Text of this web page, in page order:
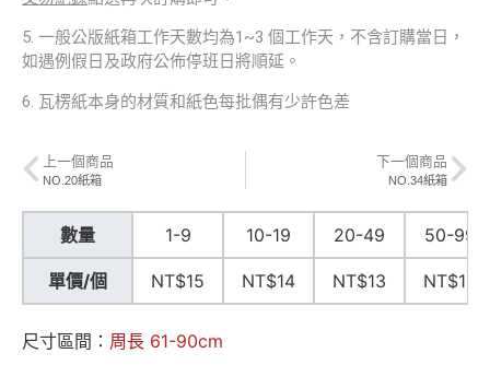
5. 一般公版紙箱工作天數均為1~3 個工作天，不含訂購當日，
如遇例假日及政府公佈停班日將順延。
6. 瓦楞紙本身的材質和紙色每批偶有少許色差
上一個商品
NO.20紙箱
下一個商品
NO.34紙箱
數量
單價/個
1-9
NT$15
10-19
NT$14
20-49
NT$13
50-99
NT$12
尺寸區間： 周長 61-90cm